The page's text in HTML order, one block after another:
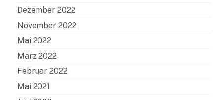
Dezember 2022
November 2022
Mai 2022
März 2022
Februar 2022
Mai 2021